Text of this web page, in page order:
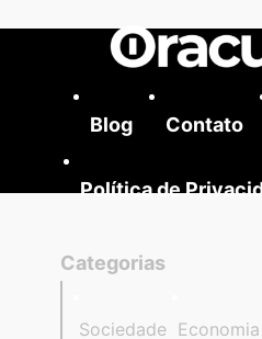
Blog Contato
Política de
Categorias
Sociedade Economia